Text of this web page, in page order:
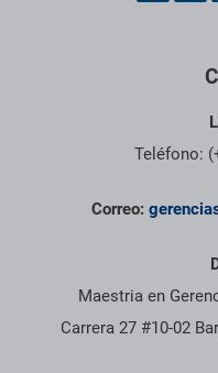
Teléfono:
Correo:
Maestria en
Carrera 27 #10-02